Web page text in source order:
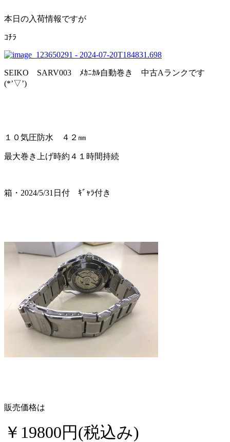
本日の入荷情報ですが
ｺﾁﾗ
SEIKO SARV003 ﾒｶﾆｶﾙ自動巻き 中古Aランクです
(*’▽’)
１０気圧防水 ４２㎜
最大巻き上げ時約４１時間持続
箱・2024/5/31日付 ｷﾞｬﾗ付き
販売価格は
￥19800円(税込み)